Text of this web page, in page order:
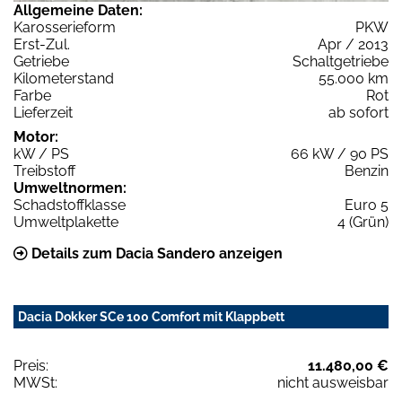
Allgemeine Daten:
Karosserieform
PKW
Erst-Zul.
Apr / 2013
Getriebe
Schaltgetriebe
Kilometerstand
55.000 km
Farbe
Rot
Lieferzeit
ab sofort
Motor:
kW / PS
66 kW / 90 PS
Treibstoff
Benzin
Umweltnormen:
Schadstoffklasse
Euro 5
Umweltplakette
4 (Grün)
Details zum Dacia Sandero anzeigen
Dacia Dokker SCe 100 Comfort mit Klappbett
Preis:
11.480,00 €
MWSt:
nicht ausweisbar